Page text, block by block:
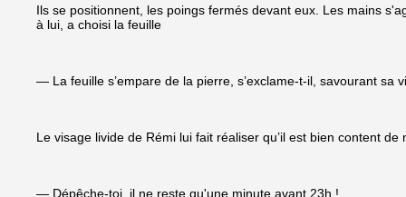
Ils se positionnent, les poings fermés devant eux. Les mains
à lui, a choisi la feuille
— La feuille s’empare de la pierre, s’exclame-t-il, savourant sa
Le visage livide de Rémi lui fait réaliser qu’il est bien content
— Dépêche-toi, il ne reste qu'une minute avant 23h !